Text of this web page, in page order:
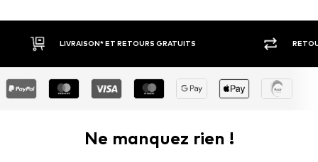
RETOUR SOUS 30 JOURS LARGE
Ne manquez rien !